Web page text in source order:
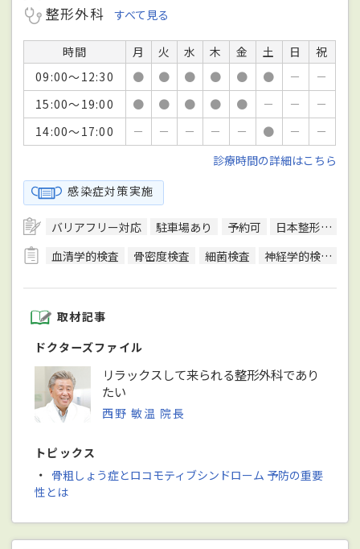
整形外科
すべて見る
時間 月 火 水 木 金 土 日
祝
09:00～12:30
● ● ● ● ● ● －
－
15:00～19:00
● ● ● ● ● － －
－
14:00～17:00
－ － － － － ● －
－
診療時間の詳細はこちら
感染症対策実施
バリアフリー対応 駐車場あり 予約可
日本整形外科学会整形外科専門医
血清学的検査
骨密度検査 細菌検査 神経学的検査
取材記事
ドクターズファイル
リラックスして来られる整形外科であり
たい
西野 敏温 院長
トピックス
・ 骨粗しょう症とロコモティブシンドローム 予防の重要
性とは